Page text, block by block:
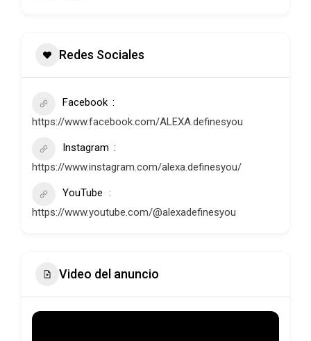
Redes Sociales
Facebook
https://www.facebook.com/ALEXA.definesyou
Instagram
https://www.instagram.com/alexa.definesyou/
YouTube
https://www.youtube.com/@alexadefinesyou
Video del anuncio